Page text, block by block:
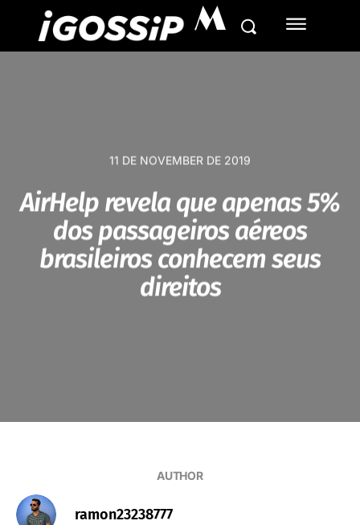
M
11 DE NOVEMBER DE 2019
AirHelp revela que apenas 5%
dos passageiros aéreos
brasileiros conhecem seus
direitos
AUTHOR
ramon23238777